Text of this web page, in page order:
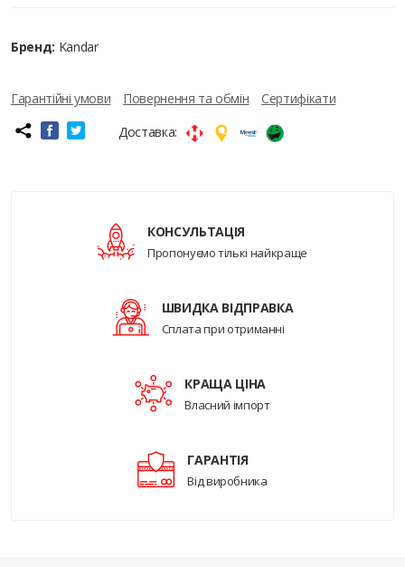
Бренд: Kandar
Гарантійні умови Повернення та обмін
Сертифікати
Доставка:
КОНСУЛЬТАЦІЯ
Пропонуємо тількі найкраще
ШВИДКА ВІДПРАВКА
Сплата при отриманні
КРАЩА ЦІНА
Власний імпорт
ГАРАНТІЯ
Від виробника